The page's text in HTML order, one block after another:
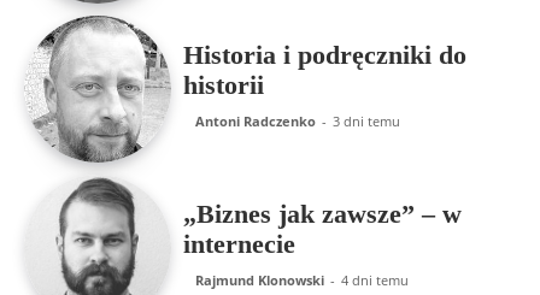
Historia i podręczniki do
historii
Antoni Radczenko - 3 dni temu
„Biznes jak zawsze” – w
internecie
Rajmund Klonowski - 4 dni temu